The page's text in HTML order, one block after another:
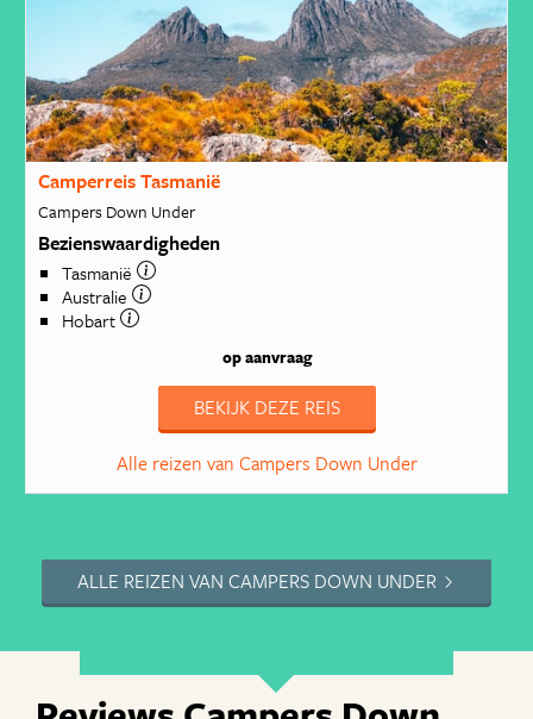
Camperreis Tasmanië
Campers Down Under
Bezienswaardigheden
Tasmanië
Australie
Hobart
op aanvraag
BEKIJK DEZE REIS
Alle reizen van Campers Down Under
ALLE REIZEN VAN CAMPERS DOWN UNDER